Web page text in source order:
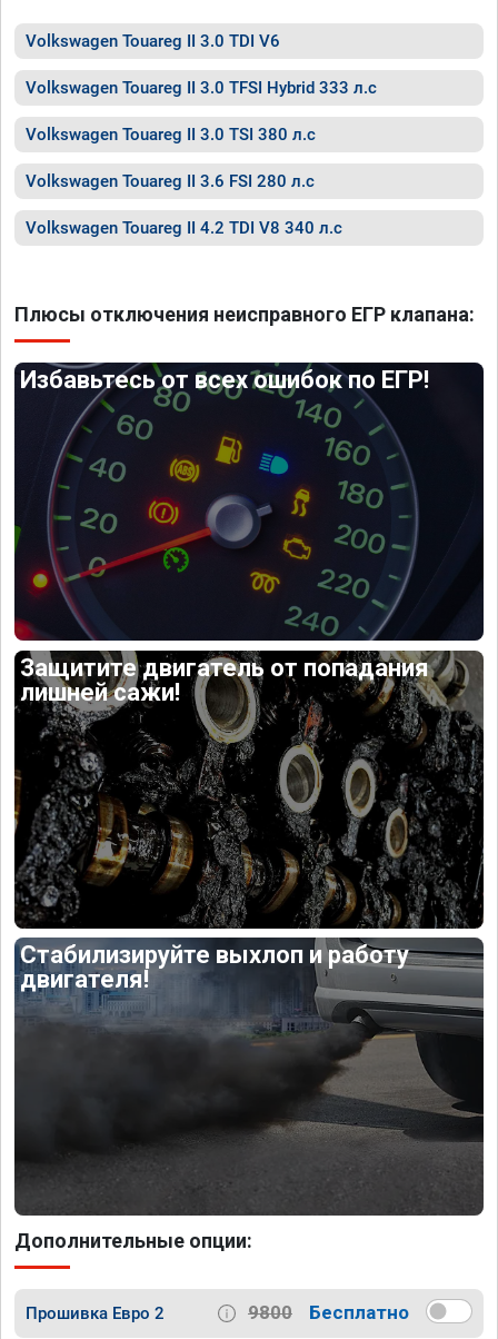
Volkswagen Touareg II 3.0 TDI V6
Volkswagen Touareg II 3.0 TFSI Hybrid 333 л.с
Volkswagen Touareg II 3.0 TSI 380 л.с
Volkswagen Touareg II 3.6 FSI 280 л.с
Volkswagen Touareg II 4.2 TDI V8 340 л.с
Плюсы отключения неисправного ЕГР клапана:
Избавьтесь от всех ошибок по ЕГР!
Защитите двигатель от попадания
лишней сажи!
Стабилизируйте выхлоп и работу
двигателя!
Дополнительные опции:
Прошивка Евро 2 9800 Бесплатно